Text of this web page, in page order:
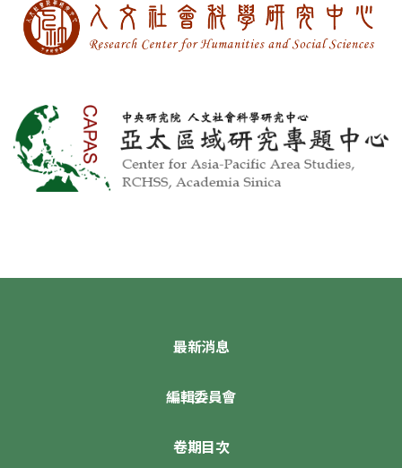
最新消息
編輯委員會
卷期目次